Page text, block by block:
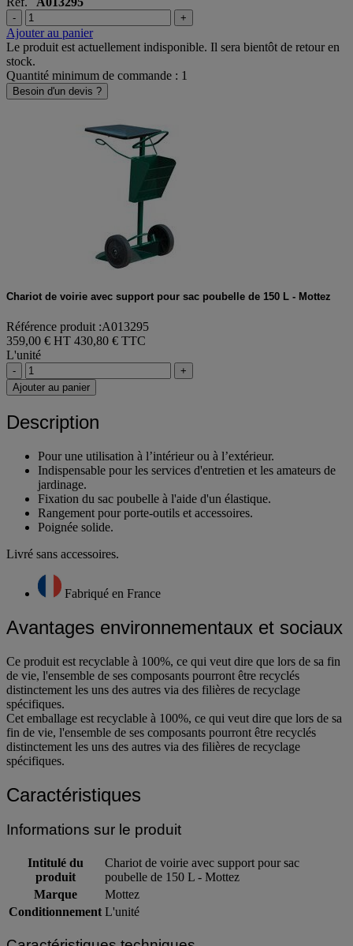
- +
Ajouter au panier
Le produit est actuellement indisponible. Il sera bientôt de retour en
stock.
Quantité minimum de commande : 1
Besoin d'un devis ?
Chariot de voirie avec support pour sac poubelle de 150 L - Mottez
Référence produit :A013295
359,00 € HT 430,80 € TTC
L'unité
-
+
Ajouter au panier
Description
Pour une utilisation à l’intérieur ou à l’extérieur.
Indispensable pour les services d'entretien et les amateurs de
jardinage.
Fixation du sac poubelle à l'aide d'un élastique.
Rangement pour porte-outils et accessoires.
Poignée solide.
Livré sans accessoires.
Fabriqué en France
Avantages environnementaux et sociaux
Ce produit est recyclable à 100%, ce qui veut dire que lors de sa fin
de vie, l'ensemble de ses composants pourront être recyclés
distinctement les uns des autres via des filières de recyclage
spécifiques.
Cet emballage est recyclable à 100%, ce qui veut dire que lors de sa
fin de vie, l'ensemble de ses composants pourront être recyclés
distinctement les uns des autres via des filières de recyclage
spécifiques.
Caractéristiques
Informations sur le produit
Intitulé du
produit
Chariot de voirie avec support pour sac
poubelle de 150 L - Mottez
Marque
Mottez
Conditionnement L'unité